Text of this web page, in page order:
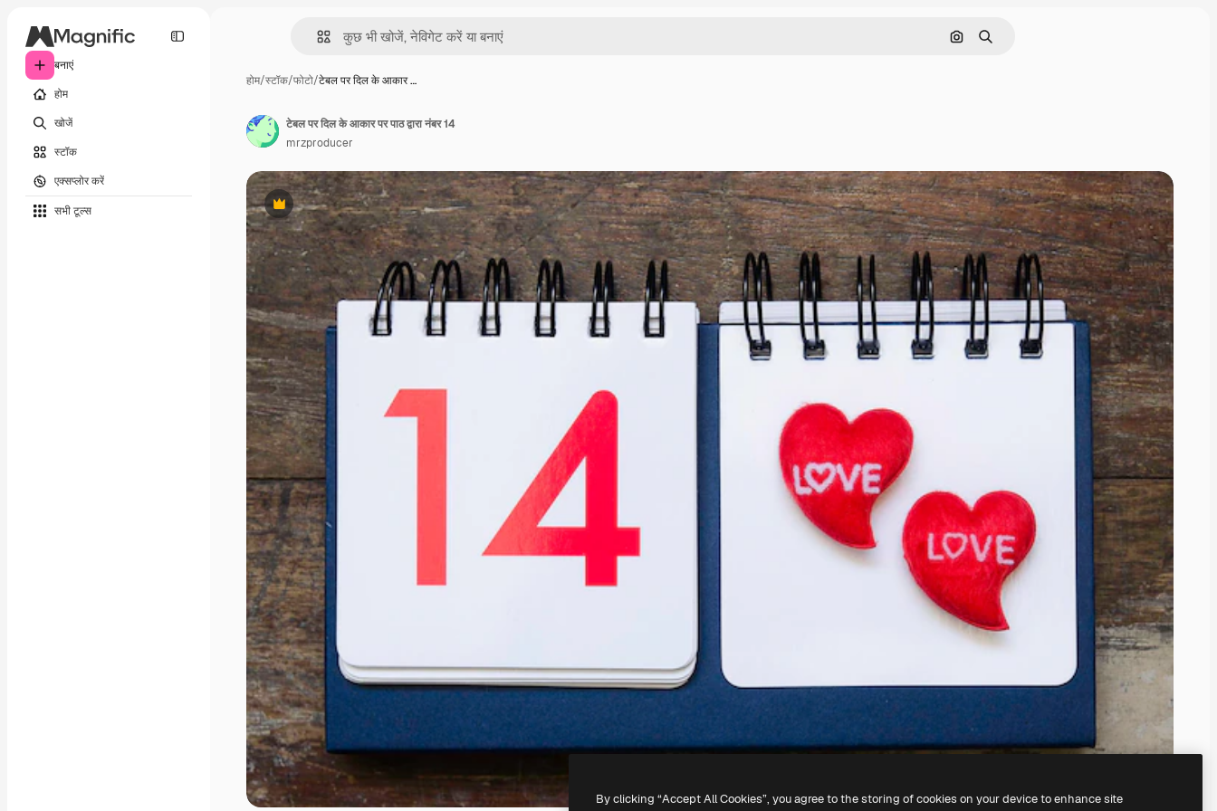
बनाएं
होम
खोजें
स्टॉक
एक्सप्लोर करें
सभी टूल्‍स
इमेज से खोजें
खोजें
होम/स्टॉक/फोटो/टेबल पर दिल के आकार …
Premium
टेबल पर दिल के आकार पर पाठ द्वारा नंबर 14
mrzproducer
By clicking “Accept All Cookies”, you agree to the storing of cookies on your device to enhance site